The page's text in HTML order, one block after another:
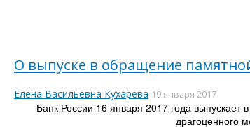
О выпуске в обращение
Елена Васильевна Кухарева 19 января 2017
Банк России 16 января 2017 года
драгоценного